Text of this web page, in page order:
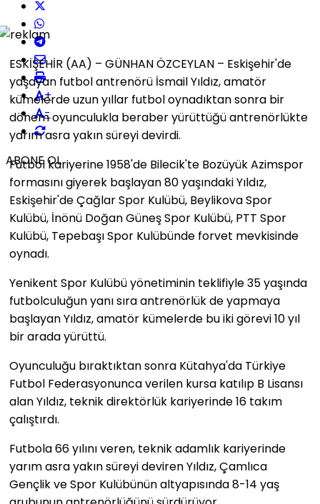
+
-
ABONE OL
ESKİŞEHİR (AA) – GÜNHAN ÖZCEYLAN – Eskişehir'de
yaşayan futbol antrenörü İsmail Yıldız, amatör
kümelerde uzun yıllar futbol oynadıktan sonra bir
dönem oyunculukla beraber yürüttüğü antrenörlükte
yarım asra yakın süreyi devirdi.
Futbol kariyerine 1958'de Bilecik'te Bozüyük Azimspor
formasını giyerek başlayan 80 yaşındaki Yıldız,
Eskişehir'de Çağlar Spor Kulübü, Beylikova Spor
Kulübü, İnönü Doğan Güneş Spor Kulübü, PTT Spor
Kulübü, Tepebaşı Spor Kulübünde forvet mevkisinde
oynadı.
Yenikent Spor Kulübü yönetiminin teklifiyle 35 yaşında
futbolculuğun yanı sıra antrenörlük de yapmaya
başlayan Yıldız, amatör kümelerde bu iki görevi 10 yıl
bir arada yürüttü.
Oyunculuğu bıraktıktan sonra Kütahya'da Türkiye
Futbol Federasyonunca verilen kursa katılıp B Lisansı
alan Yıldız, teknik direktörlük kariyerinde 16 takım
çalıştırdı.
Futbola 66 yılını veren, teknik adamlık kariyerinde
yarım asra yakın süreyi deviren Yıldız, Çamlıca
Gençlik ve Spor Kulübünün altyapısında 8-14 yaş